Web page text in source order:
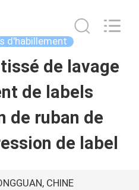
d'habillement
de lavage
de labels
de ruban de
de label
CHINE